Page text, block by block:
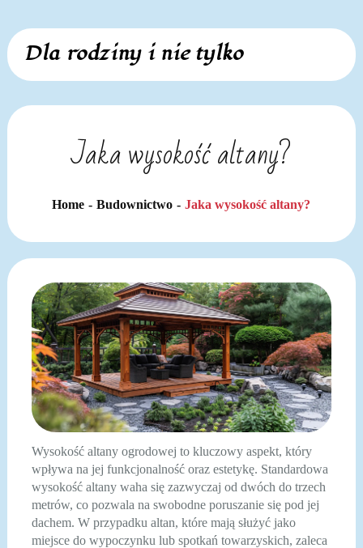
Skip
content
Dla rodziny i nie tylko
Jaka wysokość altany?
Home Budownictwo Jaka wysokość altany?
Wysokość altany ogrodowej to kluczowy aspekt, który
wpływa na jej funkcjonalność oraz estetykę. Standardowa
wysokość altany waha się zazwyczaj od dwóch do trzech
metrów, co pozwala na swobodne poruszanie się pod jej
dachem. W przypadku altan, które mają służyć jako
miejsce do wypoczynku lub spotkań towarzyskich, zaleca